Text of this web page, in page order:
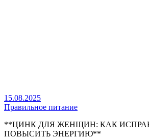
15.08.2025
Правильное питание
**ЦИНК ДЛЯ ЖЕНЩИН: КАК
ПОВЫСИТЬ ЭНЕРГИЮ**